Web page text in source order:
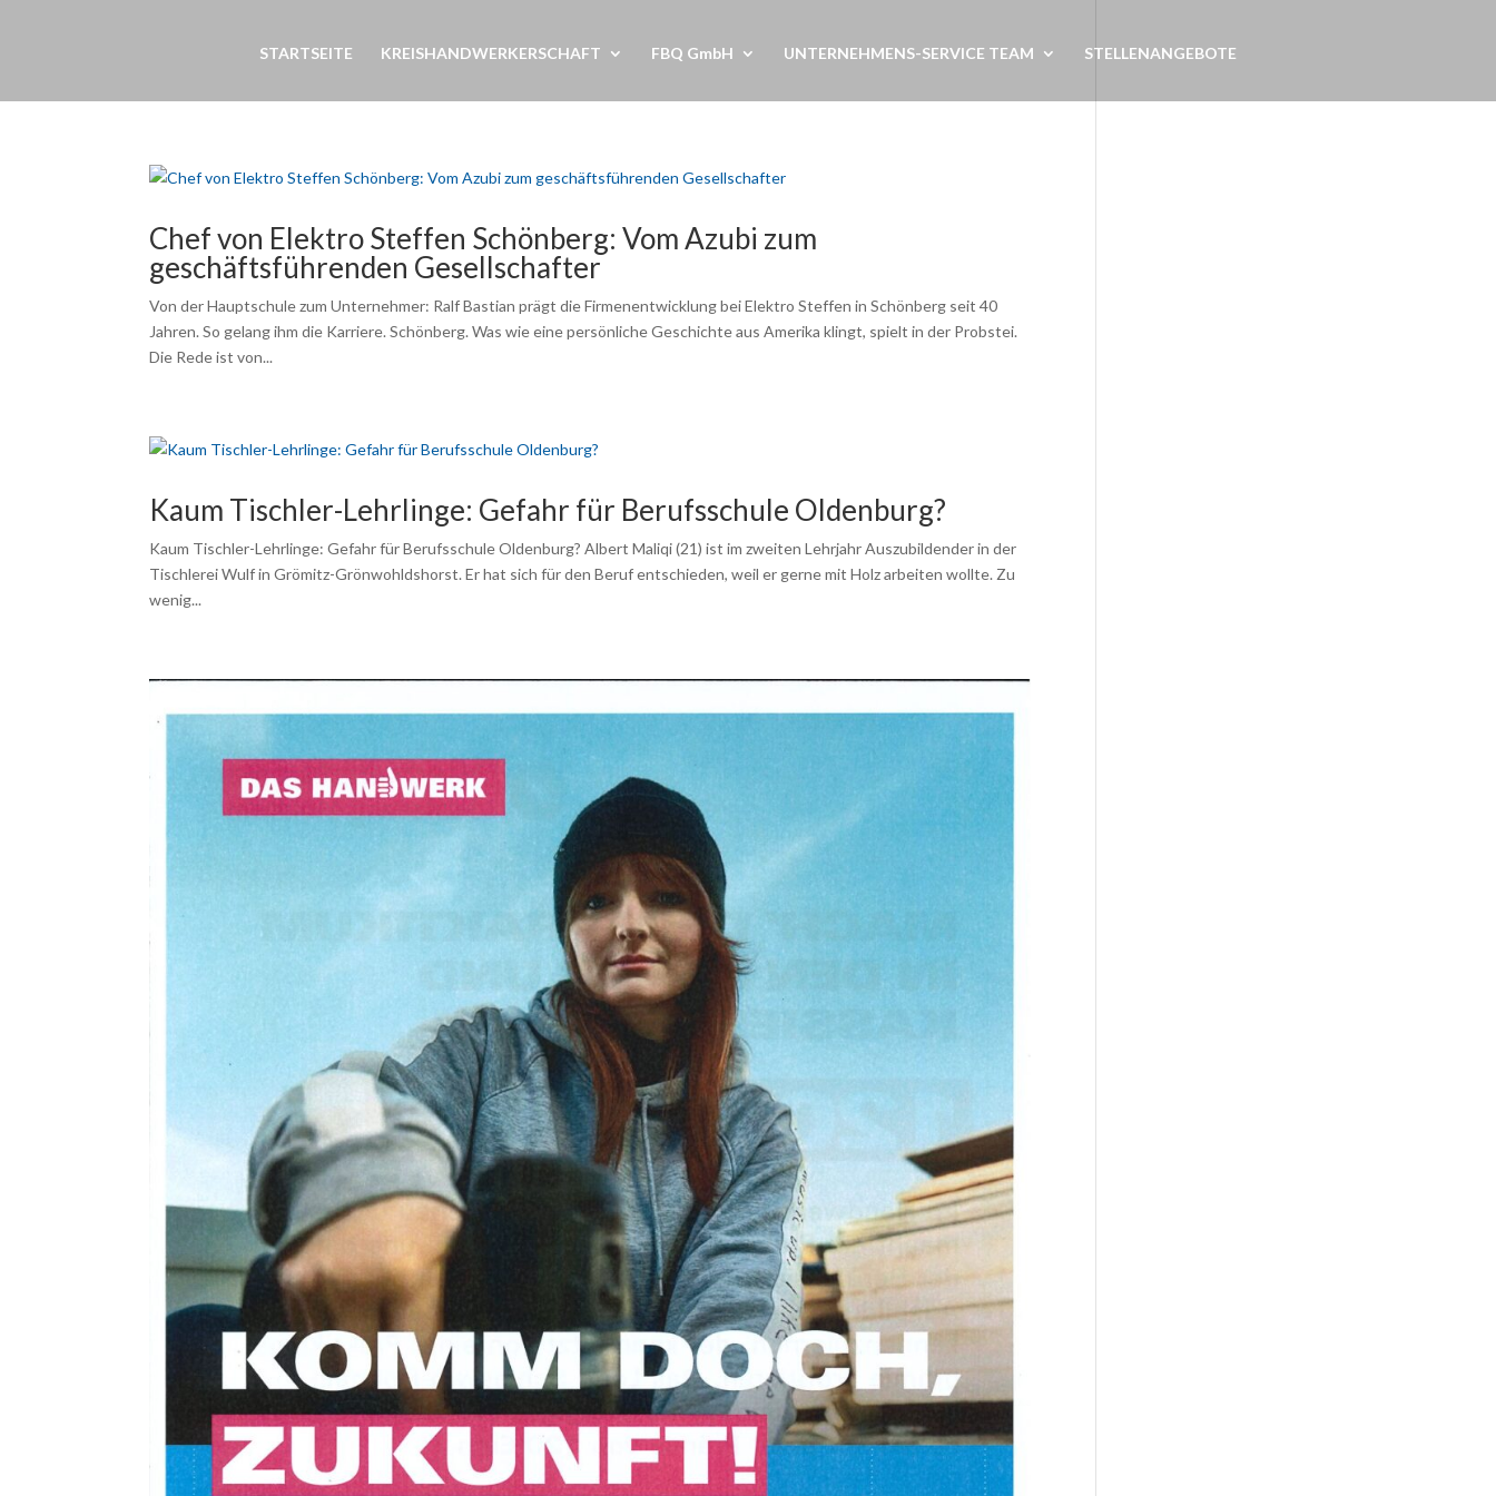
STARTSEITE KREISHANDWERKERSCHAFT FBQ GmbH UNTERNEHMENS-SERVICE TEAM STELLENANGEBOTE
Chef von Elektro Steffen Schönberg: Vom Azubi zum
geschäftsführenden Gesellschafter
Von der Hauptschule zum Unternehmer: Ralf Bastian prägt die Firmenentwicklung bei Elektro Steffen in Schönberg seit 40
Jahren. So gelang ihm die Karriere. Schönberg. Was wie eine persönliche Geschichte aus Amerika klingt, spielt in der Probstei.
Die Rede ist von...
Kaum Tischler-Lehrlinge: Gefahr für Berufsschule Oldenburg?
Kaum Tischler-Lehrlinge: Gefahr für Berufsschule Oldenburg? Albert Maliqi (21) ist im zweiten Lehrjahr Auszubildender in der
Tischlerei Wulf in Grömitz-Grönwohldshorst. Er hat sich für den Beruf entschieden, weil er gerne mit Holz arbeiten wollte. Zu
wenig...